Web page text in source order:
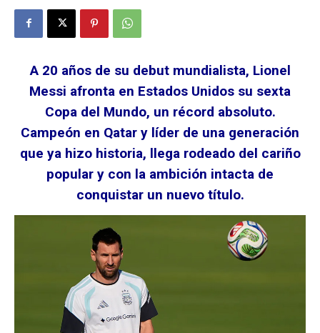
A 20 años de su debut mundialista, Lionel
Messi afronta en Estados Unidos su sexta
Copa del Mundo, un récord absoluto.
Campeón en Qatar y líder de una generación
que ya hizo historia, llega rodeado del cariño
popular y con la ambición intacta de
conquistar un nuevo título.